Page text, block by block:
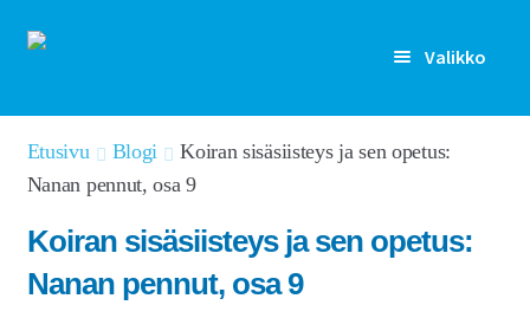
Siirry
Siirry
Valikko
Rekisteröidy
Kirjaudu sisään
Etusivu
Etusivu Blogi
Koiran sisäsiisteys ja sen opetus:
Nanan pennut, osa 9
Koiran sisäsiisteys ja sen opetus:
Nanan pennut, osa 9